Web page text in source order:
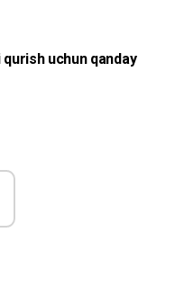
uchun qanday